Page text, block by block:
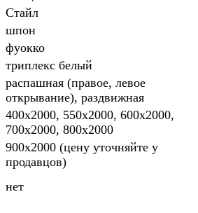
Стайл
шпон
фуокко
триплекс белый
распашная (правое, левое
открывание), раздвижная
400х2000, 550х2000, 600х2000,
700х2000, 800х2000
900х2000 (цену уточняйте у
продавцов)
нет